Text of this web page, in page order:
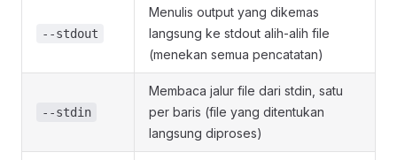
--stdout
Menulis output yang dikemas
langsung ke stdout alih-alih file
(menekan semua pencatatan)
--stdin
Membaca jalur file dari stdin, satu
per baris (file yang ditentukan
langsung diproses)